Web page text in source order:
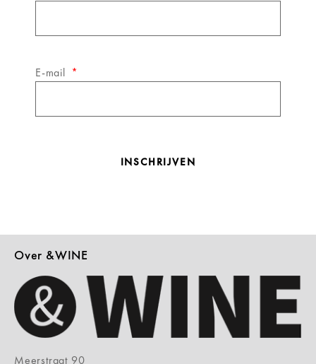
E-mail
INSCHRIJVEN
Over &WINE
Meerstraat 90